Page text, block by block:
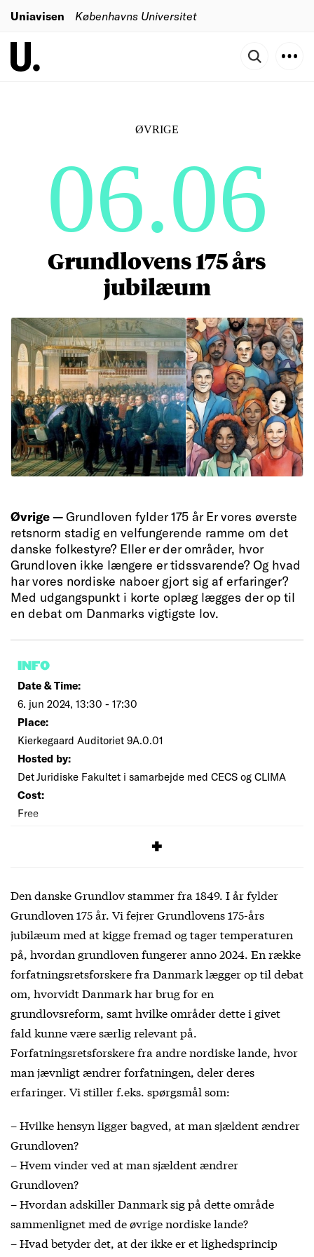
Uniavisen Københavns Universitet
ØVRIGE
06.06
Grundlovens 175 års
jubilæum
Øvrige —Grundloven fylder 175 år Er vores øverste
retsnorm stadig en velfungerende ramme om det
danske folkestyre? Eller er der områder, hvor
Grundloven ikke længere er tidssvarende? Og hvad
har vores nordiske naboer gjort sig af erfaringer?
Med udgangspunkt i korte oplæg lægges der op til
en debat om Danmarks vigtigste lov.
INFO
Date & Time:
6. jun 2024, 13:30 - 17:30
Place:
Kierkegaard Auditoriet 9A.0.01
Hosted by:
Det Juridiske Fakultet i samarbejde med CECS og CLIMA
Cost:
Free
Den danske Grundlov stammer fra 1849. I år fylder
Grundloven 175 år. Vi fejrer Grundlovens 175-års
jubilæum med at kigge fremad og tager temperaturen
på, hvordan grundloven fungerer anno 2024. En række
forfatningsretsforskere fra Danmark lægger op til debat
om, hvorvidt Danmark har brug for en
grundlovsreform, samt hvilke områder dette i givet
fald kunne være særlig relevant på.
Forfatningsretsforskere fra andre nordiske lande, hvor
man jævnligt ændrer forfatningen, deler deres
erfaringer. Vi stiller f.eks. spørgsmål som:
– Hvilke hensyn ligger bagved, at man sjældent ændrer
Grundloven?
– Hvem vinder ved at man sjældent ændrer
Grundloven?
– Hvordan adskiller Danmark sig på dette område
sammenlignet med de øvrige nordiske lande?
– Hvad betyder det, at der ikke er et lighedsprincip